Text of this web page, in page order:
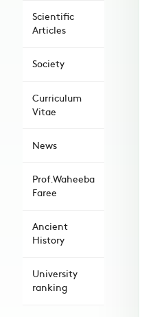
Scientific
Articles
Society
Curriculum
Vitae
News
Prof.Waheeba
Faree
Ancient
History
University
ranking